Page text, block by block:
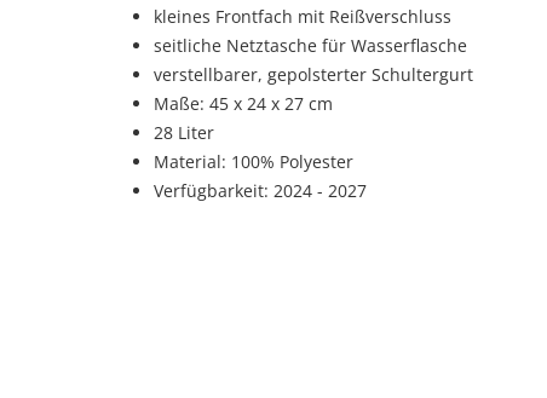
kleines Frontfach mit Reißverschluss
seitliche Netztasche für Wasserflasche
verstellbarer, gepolsterter Schultergurt
Maße: 45 x 24 x 27 cm
28 Liter
Material: 100% Polyester
Verfügbarkeit: 2024 - 2027